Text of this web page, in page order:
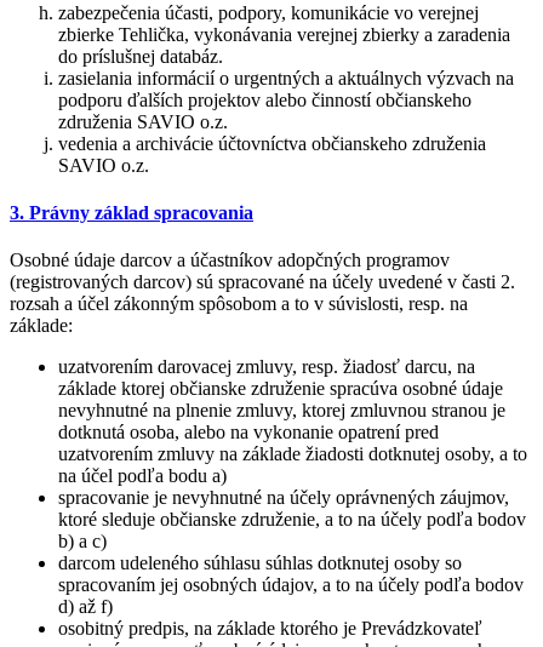
zabezpečenia účasti, podpory, komunikácie vo verejnej
zbierke Tehlička, vykonávania verejnej zbierky a zaradenia
do príslušnej databáz.
zasielania informácií o urgentných a aktuálnych výzvach na
podporu ďalších projektov alebo činností občianskeho
združenia SAVIO o.z.
vedenia a archivácie účtovníctva občianskeho združenia
SAVIO o.z.
3. Právny základ spracovania
Osobné údaje darcov a účastníkov adopčných programov
(registrovaných darcov) sú spracované na účely uvedené v časti 2.
rozsah a účel zákonným spôsobom a to v súvislosti, resp. na
základe:
uzatvorením darovacej zmluvy, resp. žiadosť darcu, na
základe ktorej občianske združenie spracúva osobné údaje
nevyhnutné na plnenie zmluvy, ktorej zmluvnou stranou je
dotknutá osoba, alebo na vykonanie opatrení pred
uzatvorením zmluvy na základe žiadosti dotknutej osoby, a to
na účel podľa bodu a)
spracovanie je nevyhnutné na účely oprávnených záujmov,
ktoré sleduje občianske združenie, a to na účely podľa bodov
b) a c)
darcom udeleného súhlasu súhlas dotknutej osoby so
spracovaním jej osobných údajov, a to na účely podľa bodov
d) až f)
osobitný predpis, na základe ktorého je Prevádzkovateľ